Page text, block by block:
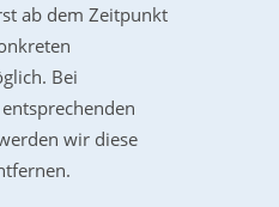
ab dem Zeitpunkt
Bei
wir diese